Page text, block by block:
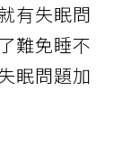
有失眠問
難免睡不
眠問題加